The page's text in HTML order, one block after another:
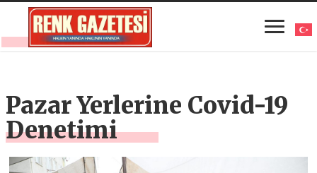
Pazar Yerlerine Covid-19
Denetimi